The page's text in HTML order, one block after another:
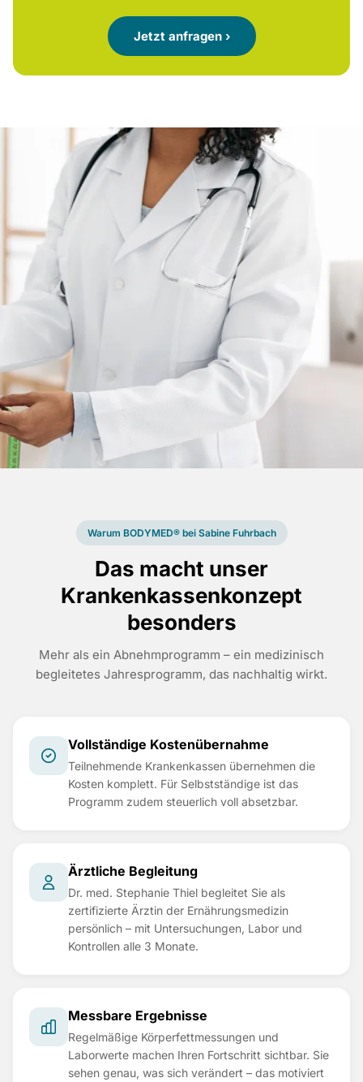
Jetzt anfragen ›
Warum BODYMED® bei Sabine Fuhrbach
Das macht unser
Krankenkassenkonzept
besonders
Mehr als ein Abnehmprogramm – ein medizinisch
begleitetes Jahresprogramm, das nachhaltig wirkt.
Vollständige Kostenübernahme
Teilnehmende Krankenkassen übernehmen die
Kosten komplett. Für Selbstständige ist das
Programm zudem steuerlich voll absetzbar.
Ärztliche Begleitung
Dr. med. Stephanie Thiel begleitet Sie als
zertifizierte Ärztin der Ernährungsmedizin
persönlich – mit Untersuchungen, Labor und
Kontrollen alle 3 Monate.
Messbare Ergebnisse
Regelmäßige Körperfettmessungen und
Laborwerte machen Ihren Fortschritt sichtbar. Sie
sehen genau, was sich verändert – das motiviert